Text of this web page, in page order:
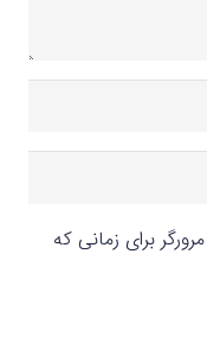
برای زمانی که